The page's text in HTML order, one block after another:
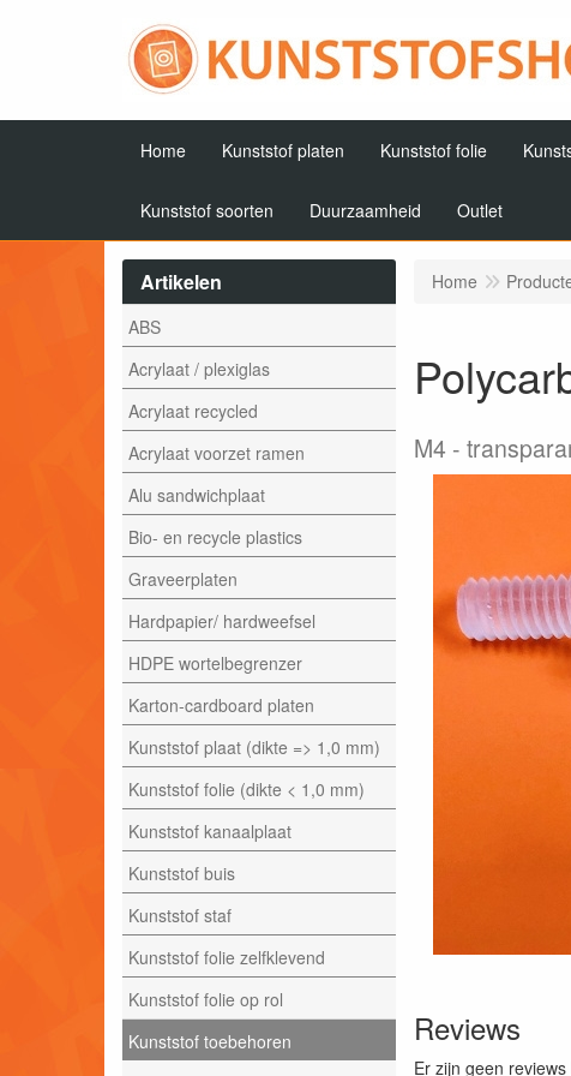
Home Kunststof platen Kunststof folie
Kunststof soorten Duurzaamheid Outlet
Artikelen
ABS
Acrylaat / plexiglas
Acrylaat recycled
Acrylaat voorzet ramen
Alu sandwichplaat
Bio- en recycle plastics
Graveerplaten
Hardpapier/ hardweefsel
HDPE wortelbegrenzer
Karton-cardboard platen
Kunststof plaat (dikte => 1,0 mm)
Kunststof folie (dikte < 1,0 mm)
Kunststof kanaalplaat
Kunststof buis
Kunststof staf
Kunststof folie zelfklevend
Kunststof folie op rol
Kunststof toebehoren
Home
M4
Reviews
Er zijn geen